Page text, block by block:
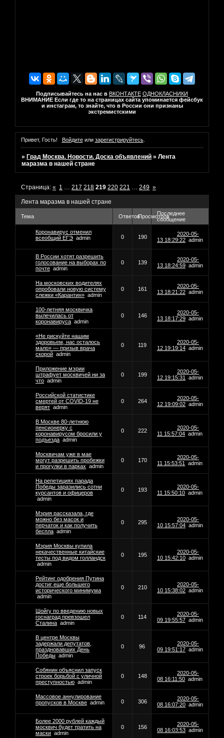
Подписывайтесь на нас в ВКОНТАКТЕ ОДНОКЛАСНИКИ
ВНИМАНИЕ Если где то на страницах сайта упоминается фейсбук
и инстаграм, то знайте, что в России они признаны
экстремистскими
Привет, Гость! Войдитеили зарегистрируйтесь.
» Град Москва. Новости. Доска объявлений »Лента
маразма в нашей стране
Лента маразма в нашей стране
Страница:« 1 217 218 219 220 221 249 »
Тема ОтветовПросмотровПоследнее
сообщение
Коронавирус отменил
всеобщий ЕГЭ admin 0 190
2020-05-
13 18:29:22 admin
В России хотят разрешить
голосование на выборах по
почте admin
0 139
2020-05-
13 18:24:59 admin
На московских водителях
опробовали новую систему
слежки «Карантин» admin
0 161
2020-05-
13 18:21:22 admin
100-летняя москвичка
вылечилась от
коронавируса admin
0 146
2020-05-
13 18:17:29 admin
«Не рискуйте нашим
здоровьем, нас осталось
мало» — призыв врача
скорой admin
0 119
2020-05-
12 19:19:14 admin
Приложение мэрии
штрафует москвичей ни за
что admin
0 199
2020-05-
12 19:15:31
admin
Российской статистике
смертей от COVID-19 не
верят admin
0 264
2020-05-
12 19:09:02 admin
В Москве 80-летнюю
пенсионерку с
коронавирусом бросили у
подъезда admin
0 222
2020-05-
11 15:57:04 admin
Москвичам уже в мае
могут разрешить пробежки
и прогулки в парках admin
0 170
2020-05-
11 15:53:51
admin
На репетициях парада
Победы заразились сотни
курсантов и офицеров
admin
0 193
2020-05-
11 15:50:10 admin
Мэрия рассказала, где
можно без масок и
перчаток и как получить
беспла admin
0 295
2020-05-
10 15:57:04 admin
Мэрия Москвы купила
некачественные китайские
тесты под видом голландск
admin
0 195
2020-05-
10 15:42:10 admin
Рейтинг одобрения Путина
достиг еще большего
исторического минимума
admin
0 210
2020-05-
10 15:38:02 admin
Шойгу по введению новых
госнаград превзошел
Сталина admin
0 114
2020-05-
09 19:55:57 admin
В центре Москвы
задержали депутатов,
праздновавших День
Победы admin
0 96
2020-05-
09 19:51:17 admin
Собянин объяснил запуск
строек борьбой с уличной
преступностью admin
0 148
2020-05-
08 16:11:50 admin
Массовое аннулирование
пропусков в Москве admin 0 306
2020-05-
08 16:07:20 admin
Более 2000 рублей каждый
москвич будет тратить на
маски admin
0 156
2020-05-
08 16:03:53 admin